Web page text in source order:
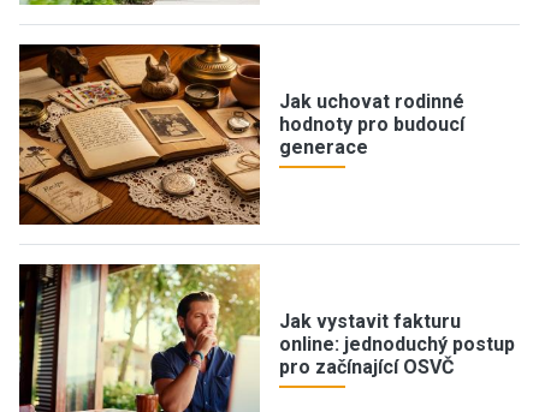
Jak uchovat rodinné
hodnoty pro budoucí
generace
Jak vystavit fakturu
online: jednoduchý postup
pro začínající OSVČ